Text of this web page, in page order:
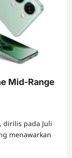
Mid-Range
dirilis pada Juli
menawarkan